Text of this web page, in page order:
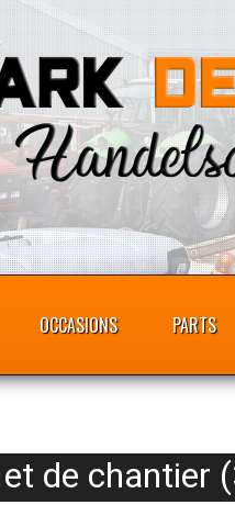
OCCASIONS PARTS
de chantier